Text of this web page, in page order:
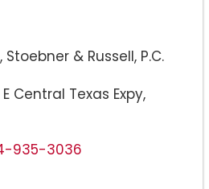
Stoebner & Russell, P.C.
E Central Texas Expy,
935-3036